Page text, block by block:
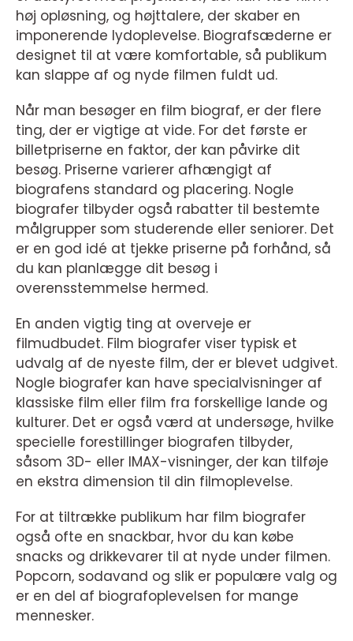
høj opløsning, og højttalere, der skaber en
imponerende lydoplevelse. Biografsæderne er
designet til at være komfortable, så publikum
kan slappe af og nyde filmen fuldt ud.
Når man besøger en film biograf, er der flere
ting, der er vigtige at vide. For det første er
billetpriserne en faktor, der kan påvirke dit
besøg. Priserne varierer afhængigt af
biografens standard og placering. Nogle
biografer tilbyder også rabatter til bestemte
målgrupper som studerende eller seniorer. Det
er en god idé at tjekke priserne på forhånd, så
du kan planlægge dit besøg i
overensstemmelse hermed.
En anden vigtig ting at overveje er
filmudbudet. Film biografer viser typisk et
udvalg af de nyeste film, der er blevet udgivet.
Nogle biografer kan have specialvisninger af
klassiske film eller film fra forskellige lande og
kulturer. Det er også værd at undersøge, hvilke
specielle forestillinger biografen tilbyder,
såsom 3D- eller IMAX-visninger, der kan tilføje
en ekstra dimension til din filmoplevelse.
For at tiltrække publikum har film biografer
også ofte en snackbar, hvor du kan købe
snacks og drikkevarer til at nyde under filmen.
Popcorn, sodavand og slik er populære valg og
er en del af biografoplevelsen for mange
mennesker.